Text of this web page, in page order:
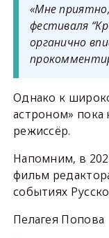
«Мне
фестиваля
органично
Однако к
астроном» пока
режиссёр.
Напомним, в
фильм
событиях
Пелагея Попова